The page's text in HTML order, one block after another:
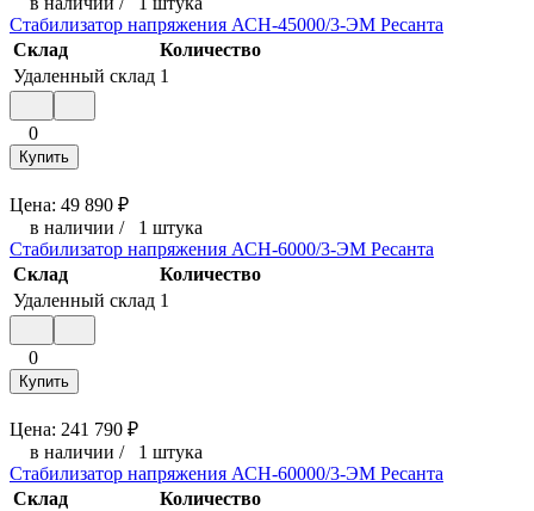
Стабилизатор напряжения АСН-45000/3-ЭМ Ресанта
Склад
Количество
Удаленный склад 1
0
Купить
Цена: 49 890 ₽
в наличии / 1 штука
Стабилизатор напряжения АСН-6000/3-ЭМ Ресанта
Склад
Количество
Удаленный склад 1
0
Купить
Цена: 241 790 ₽
в наличии / 1 штука
Стабилизатор напряжения АСН-60000/3-ЭМ Ресанта
Склад
Количество